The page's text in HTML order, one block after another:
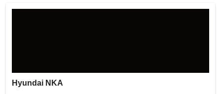
Hyundai NKA